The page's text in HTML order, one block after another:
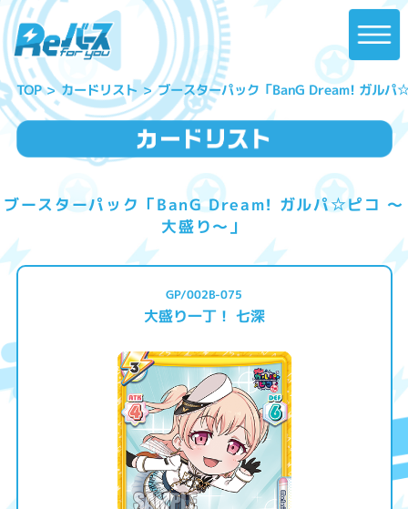
TOP カードリスト ブースターパック「BanG Dream! ガルパ
ブースターパック「BanG Dream! ガルパ☆ピコ ～
大盛り～」
GP/002B-075
大盛り一丁！ 七深